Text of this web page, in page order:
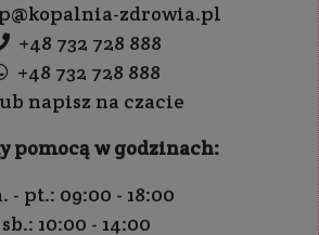
zdrowia.pl
+48 732 728 888
+48 732 728 888
napisz na czacie
pomocą w godzinach:
- pt.: 09:00 - 18:00
sb.: 10:00 - 14:00